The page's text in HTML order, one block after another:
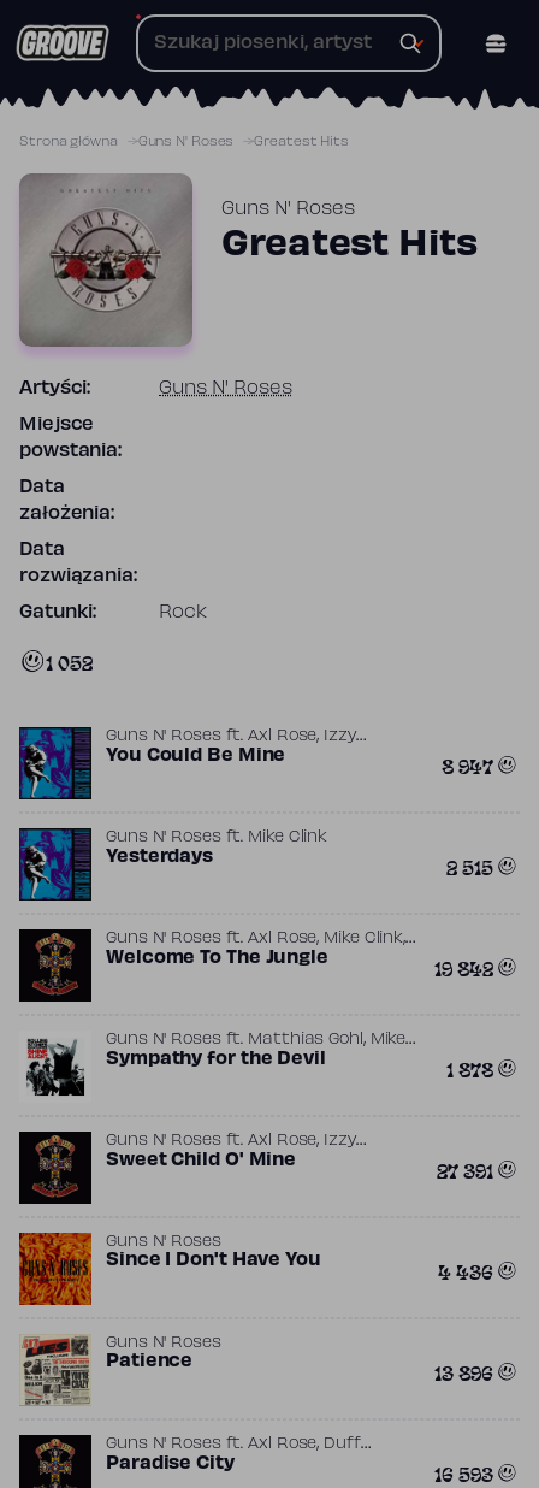
do
Strona główna Guns N' Roses Greatest Hits
Guns N' Roses
Greatest Hits
Artyści: Guns N' Roses
Miejsce
powstania:
Data
założenia:
Data
rozwiązania:
Gatunki: Rock
1 052
Guns N' Rosesft.Axl Rose,
Izzy
Stradlin,Mike Clink
You Could Be Mine 8 947
Guns N' Rosesft. Mike Clink
Yesterdays 2 515
Guns N' Rosesft.Axl Rose, Mike Clink,
Slash
Welcome To The Jungle 19 842
Guns N' Rosesft. Matthias Gohl , Mike
Clink
Sympathy for the Devil 1 878
Guns N' Rosesft.Axl Rose,
Izzy
Stradlin ,Mike Clink, Slash
Sweet Child O' Mine 27 391
Guns N' Roses
Since I Don't Have You 4 436
Guns N' Roses
Patience 13 896
Guns N' Rosesft.Axl Rose, Duff
McKagan,Izzy Stradlin
Paradise City 16 593